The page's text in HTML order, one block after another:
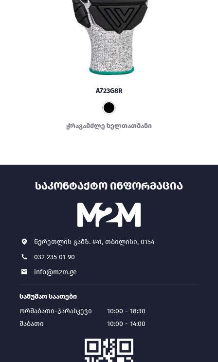
A723G8R
ჭრაგამძლე ხელთათმანი
ᲡᲐᲙᲝᲜᲢᲐᲥᲢᲝ ᲘᲜᲤᲝᲠᲛᲐᲪᲘᲐ
წერეთლის გამზ. #41, თბილისი, 0154
032 235 01 90
info@m2m.ge
სამუშაო საათები
ორშაბათი-პარასკევი
10:00 - 18:30
შაბათი
10:00 - 14:00